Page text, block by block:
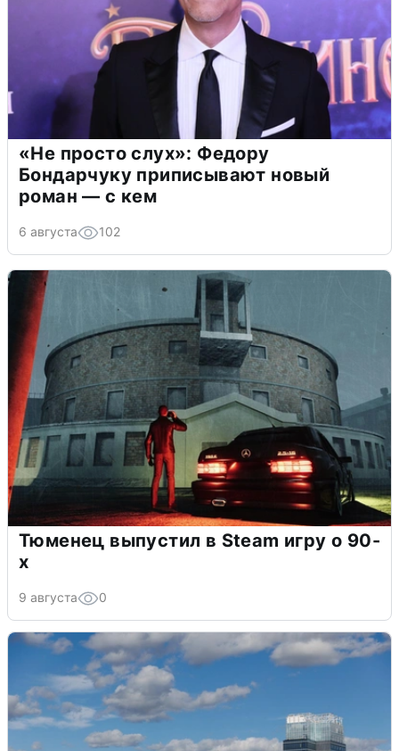
«Не просто слух»: Федору
Бондарчуку приписывают новый
роман — с кем
6 августа 102
Тюменец выпустил в Steam игру о 90-
х
9 августа 0